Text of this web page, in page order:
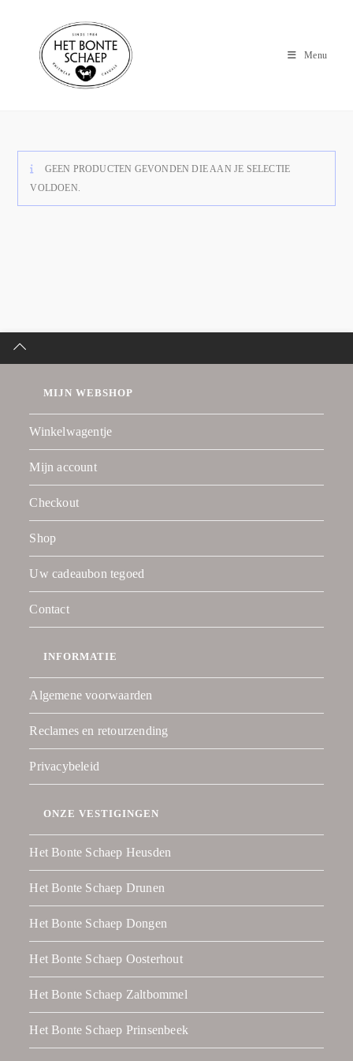
Menu
GEEN PRODUCTEN GEVONDEN DIE AAN JE SELECTIE
VOLDOEN.
MIJN WEBSHOP
Winkelwagentje
Mijn account
Checkout
Shop
Uw cadeaubon tegoed
Contact
INFORMATIE
Algemene voorwaarden
Reclames en retourzending
Privacybeleid
ONZE VESTIGINGEN
Het Bonte Schaep Heusden
Het Bonte Schaep Drunen
Het Bonte Schaep Dongen
Het Bonte Schaep Oosterhout
Het Bonte Schaep Zaltbommel
Het Bonte Schaep Prinsenbeek